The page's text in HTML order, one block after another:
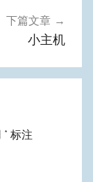
下篇文章
小主机
* 标注